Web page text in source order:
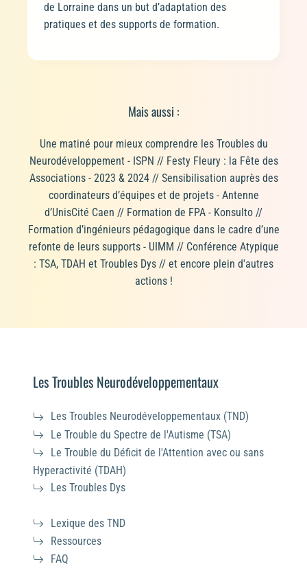
de Lorraine dans un but d’adaptation des
pratiques et des supports de formation.
Mais aussi :
Une matiné pour mieux comprendre les Troubles du
Neurodéveloppement - ISPN // Festy Fleury : la Fête des
Associations - 2023 & 2024 // Sensibilisation auprès des
coordinateurs d’équipes et de projets - Antenne
d’UnisCité Caen // Formation de FPA - Konsulto //
Formation d’ingénieurs pédagogique dans le cadre d’une
refonte de leurs supports - UIMM // Conférence Atypique
: TSA, TDAH et Troubles Dys // et encore plein d'autres
actions !
Les Troubles Neurodéveloppementaux
Les Troubles Neurodéveloppementaux (TND)
Le Trouble du Spectre de l'Autisme (TSA)
Le Trouble du Déficit de l'Attention avec ou sans
Hyperactivité (TDAH)
Les Troubles Dys
Lexique des TND
Ressources
FAQ